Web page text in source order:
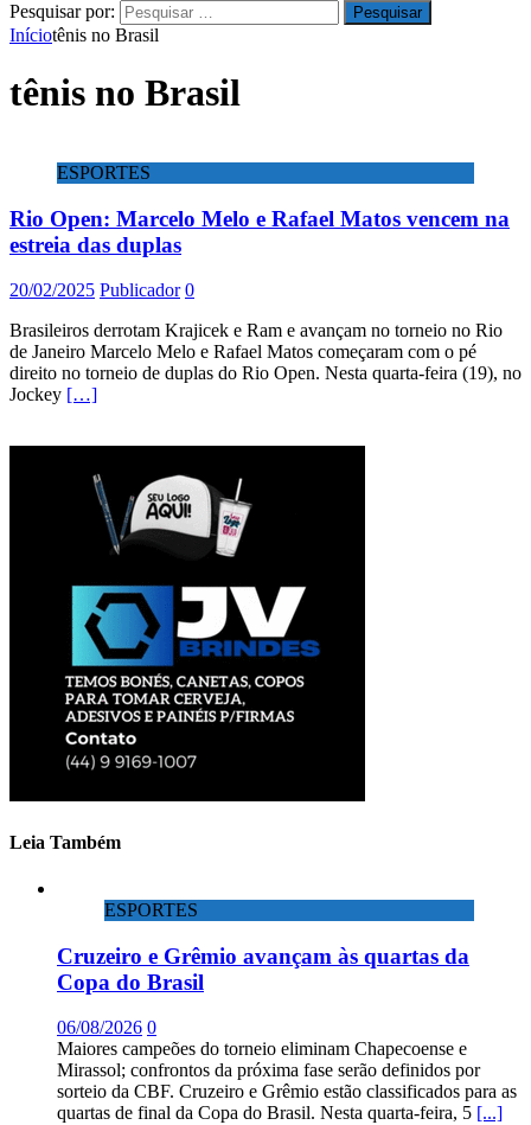
Pesquisar por:
Iníciotênis no Brasil
tênis no Brasil
ESPORTES
Rio Open: Marcelo Melo e Rafael Matos vencem na
estreia das duplas
20/02/2025 Publicador 0
Brasileiros derrotam Krajicek e Ram e avançam no torneio no Rio
de Janeiro Marcelo Melo e Rafael Matos começaram com o pé
direito no torneio de duplas do Rio Open. Nesta quarta-feira (19), no
Jockey […]
Leia Também
ESPORTES
Cruzeiro e Grêmio avançam às quartas da
Copa do Brasil
06/08/2026 0
Maiores campeões do torneio eliminam Chapecoense e
Mirassol; confrontos da próxima fase serão definidos por
sorteio da CBF. Cruzeiro e Grêmio estão classificados para as
quartas de final da Copa do Brasil. Nesta quarta-feira, 5 [...]